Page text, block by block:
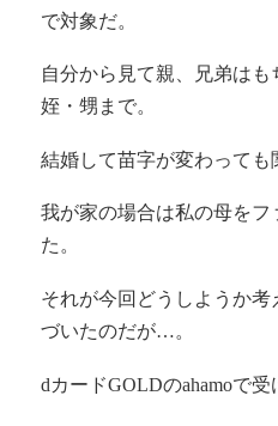
で対象だ。
自分から見て親、兄弟はも
姪・甥まで。
結婚して苗字が変わっても
我が家の場合は私の母を
た。
それが今回どうしようか
づいたのだが…。
dカードGOLDのahamoで